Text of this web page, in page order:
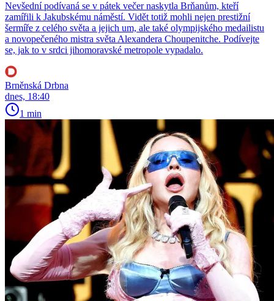
Nevšední podívaná se v pátek večer naskytla Brňanům, kteří
zamířili k Jakubskému náměstí. Vidět totiž mohli nejen prestižní
šermíře z celého světa a jejich um, ale také olympijského medailistu
a novopečeného mistra světa Alexandera Choupenitche. Podívejte
se, jak to v srdci jihomoravské metropole vypadalo.
Brněnská Drbna
dnes, 18:40
1 min